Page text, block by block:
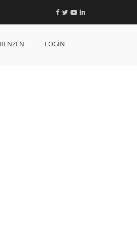
Facebook
TwitterYouTube
LinkedIn
LOGIN